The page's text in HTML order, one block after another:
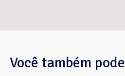
Você também pode